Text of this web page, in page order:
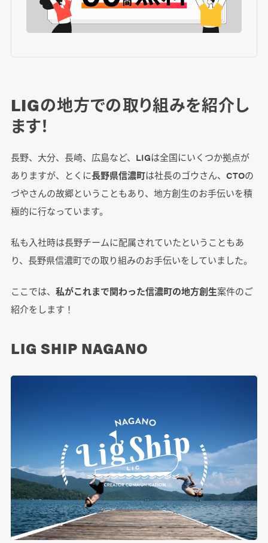
LIGの地方での取り組みを紹介し
ます！
長野、大分、長崎、広島など、LIGは全国にいくつか拠点が
ありますが、とくに長野県信濃町は社長のゴウさん、CTOの
づやさんの故郷ということもあり、地方創生のお手伝いを積
極的に行なっています。
私も入社時は長野チームに配属されていたということもあ
り、長野県信濃町での取り組みのお手伝いをしていました。
ここでは、 私がこれまで関わった信濃町の地方創生案件のご
紹介をします！
LIG SHIP NAGANO